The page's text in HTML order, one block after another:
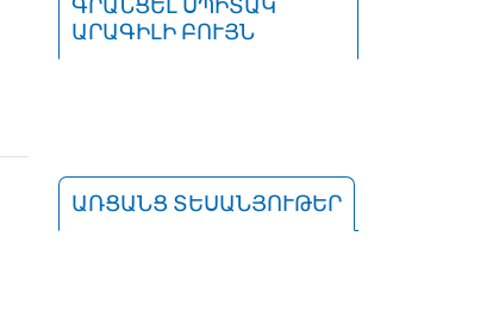
ԳՐԱՆՑԵԼ ՍՊԻՏԱԿ
ԱՐԱԳԻԼԻ ԲՈՒՅՆ
ԱՌՑԱՆՑ ՏԵՍԱՆՅՈՒԹԵՐ